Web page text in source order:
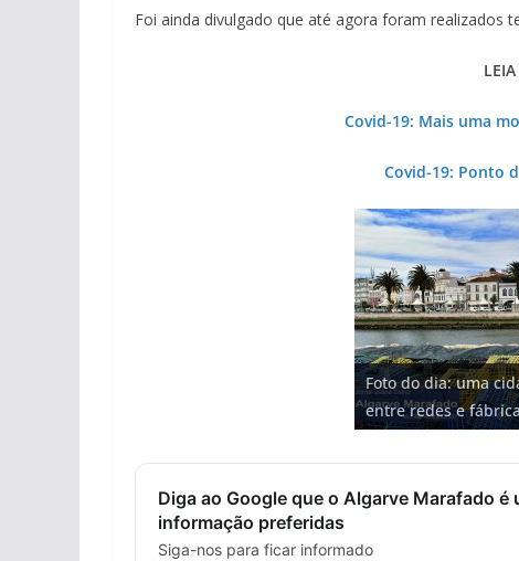
Foi ainda divulgado que até agora foram realizados
Covid-19: Mais uma
Covid-19: Ponto
Foto do dia: uma
entre redes e
Projeto milionário:
milhões de euros
hotéis (com vídeo)
Tapas do mar a 3
gastronómica nasce
Milagre da água.
Algarve voltam a ter
Tempestades
arribas em risco no
Diga ao Google que o Algarve Marafado
informação preferidas
Siga-nos para ficar informado